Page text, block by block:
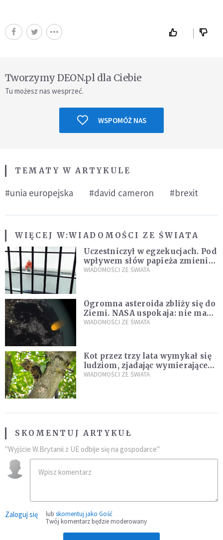
Tworzymy DEON.pl dla Ciebie
Tu możesz nas wesprzeć.
WSPOMÓŻ NAS
TEMATY W ARTYKULE
#unia europejska #david cameron #brexit
WIĘCEJ W:WIADOMOŚCI ZE ŚWIATA
Uczestniczył w egzekucjach. Pod
wpływem słów papieża zmienił
zdanie
WIADOMOŚCI ZE ŚWIATA
Ogromna asteroida zbliży się do
Ziemi. NASA uspokaja: nie ma
zagrożenia
WIADOMOŚCI ZE ŚWIATA
Kot przez trzy lata wymykał się
ludziom, zjadając wymierające
kaczki. W końcu popełnił
WIADOMOŚCI ZE ŚWIATA
SKOMENTUJ ARTYKUŁ
"Wyjście W.Brytanii z UE odbije się na gospodarce"
Zaloguj się lub skomentuj jako Gość
Twój komentarz będzie moderowany